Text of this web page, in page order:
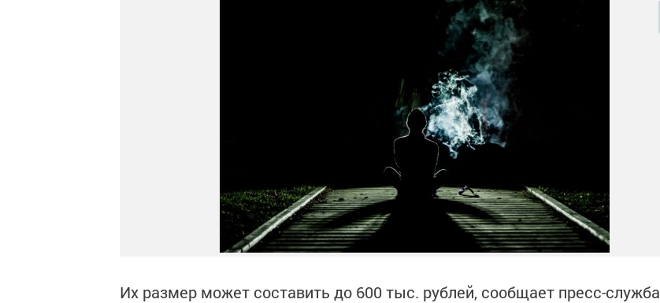
Их размер может составить до 600 тыс. рублей, сообщает пресс-служба